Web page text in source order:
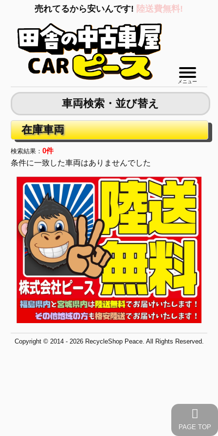
売れてるから安いんです! 陸送費無料!
メニュー
車両検索・並び替え
在庫車両
検索結果：0件
条件に一致した車両はありませんでした
Copyright © 2014 - 2026 RecycleShop Peace. All Rights Reserved.